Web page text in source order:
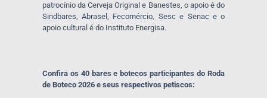
patrocínio da Cerveja Original e Banestes, o apoio é do
Sindbares, Abrasel, Fecomércio, Sesc e Senac e o
apoio cultural é do Instituto Energisa.
Confira os 40 bares e botecos participantes do Roda
de Boteco 2026 e seus respectivos petiscos: